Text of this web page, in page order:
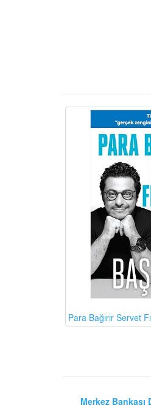
Para Bağırır Servet
Merkez Bankası